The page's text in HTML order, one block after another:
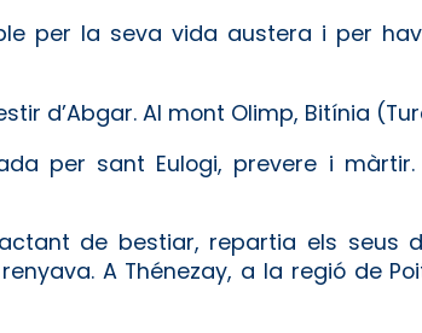
per la seva vida austera i per
d’Abgar. Al mont Olimp, Bitínia
per sant Eulogi, prevere i
de bestiar, repartia els seus
A Thénezay, a la regió de